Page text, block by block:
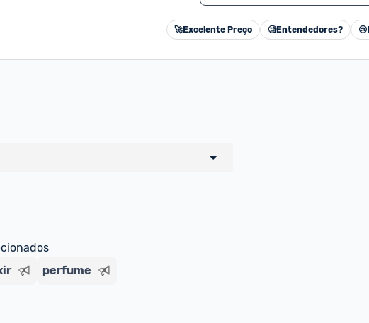
🚀Excelente Preço 🧐Entendedores? 😢
um marketplace, nós indicamos no
sinalizamos através da tag
perfume